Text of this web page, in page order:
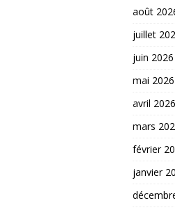
août
juillet
juin 2026
mai 2026
avril 2026
mars
février
janvier